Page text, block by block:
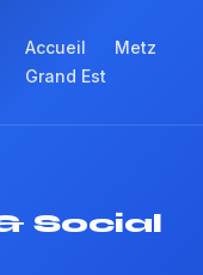
Accueil
Metz
Grand Est
Social